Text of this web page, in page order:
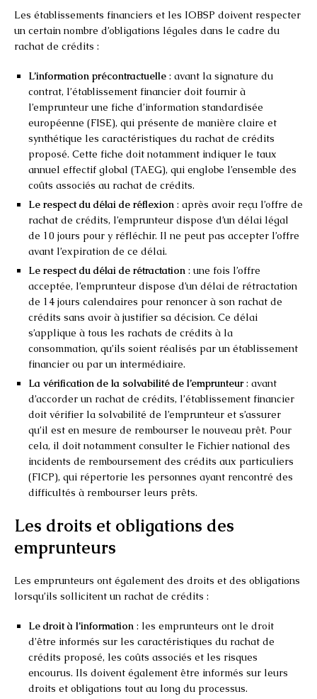
Les établissements financiers et les IOBSP doivent respecter
un certain nombre d’obligations légales dans le cadre du
rachat de crédits :
L’information précontractuelle : avant la signature du
contrat, l’établissement financier doit fournir à
l’emprunteur une fiche d’information standardisée
européenne (FISE), qui présente de manière claire et
synthétique les caractéristiques du rachat de crédits
proposé. Cette fiche doit notamment indiquer le taux
annuel effectif global (TAEG), qui englobe l’ensemble des
coûts associés au rachat de crédits.
Le respect du délai de réflexion : après avoir reçu l’offre de
rachat de crédits, l’emprunteur dispose d’un délai légal
de 10 jours pour y réfléchir. Il ne peut pas accepter l’offre
avant l’expiration de ce délai.
Le respect du délai de rétractation : une fois l’offre
acceptée, l’emprunteur dispose d’un délai de rétractation
de 14 jours calendaires pour renoncer à son rachat de
crédits sans avoir à justifier sa décision. Ce délai
s’applique à tous les rachats de crédits à la
consommation, qu’ils soient réalisés par un établissement
financier ou par un intermédiaire.
La vérification de la solvabilité de l’emprunteur: avant
d’accorder un rachat de crédits, l’établissement financier
doit vérifier la solvabilité de l’emprunteur et s’assurer
qu’il est en mesure de rembourser le nouveau prêt. Pour
cela, il doit notamment consulter le Fichier national des
incidents de remboursement des crédits aux particuliers
(FICP), qui répertorie les personnes ayant rencontré des
difficultés à rembourser leurs prêts.
Les droits et obligations des
emprunteurs
Les emprunteurs ont également des droits et des obligations
lorsqu’ils sollicitent un rachat de crédits :
Le droit à l’information : les emprunteurs ont le droit
d’être informés sur les caractéristiques du rachat de
crédits proposé, les coûts associés et les risques
encourus. Ils doivent également être informés sur leurs
droits et obligations tout au long du processus.